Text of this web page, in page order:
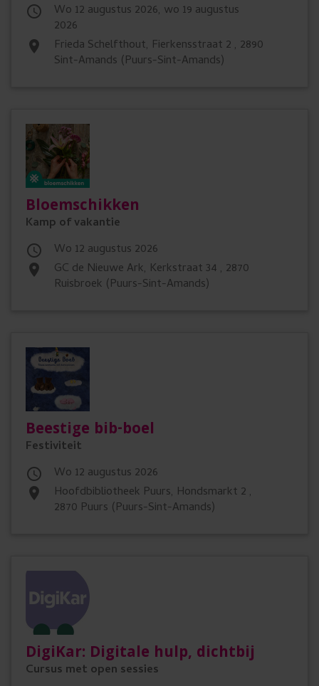

wo 12 augustus 2026, wo 19 augustus
2026
place
Frieda Schelfthout, Fierkensstraat 2 , 2890
Sint-Amands (Puurs-Sint-Amands)
Bloemschikken
Kamp of vakantie
 wo 12 augustus 2026
place
GC de Nieuwe Ark, Kerkstraat 34 , 2870
Ruisbroek (Puurs-Sint-Amands)
Beestige bib-boel
Festiviteit
 wo 12 augustus 2026
place
Hoofdbibliotheek Puurs, Hondsmarkt 2 ,
2870 Puurs (Puurs-Sint-Amands)
DigiKar: Digitale hulp, dichtbij
Cursus met open sessies